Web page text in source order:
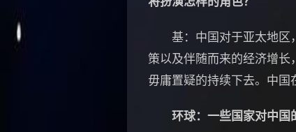
基：中国对于亚太地区，
策以及伴随而来的经济增长
毋庸置疑的持续下去。中国
环球：一些国家对中国